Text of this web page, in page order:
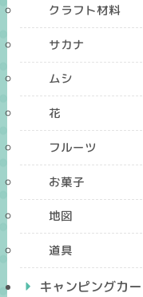
クラフト材料
サカナ
ムシ
花
フルーツ
お菓子
地図
道具
キャンピングカー